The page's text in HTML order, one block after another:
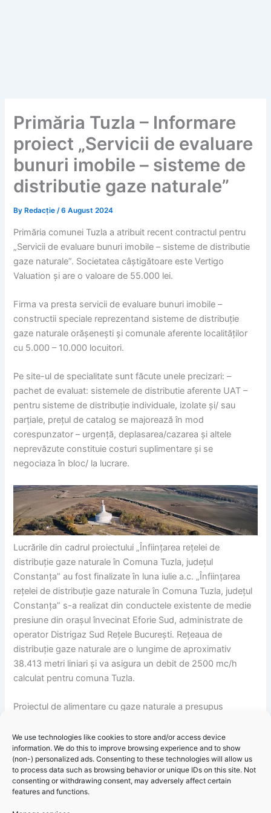
We use technologies like cookies to store and/or access device
information. We do this to improve browsing experience and to show
(non-) personalized ads. Consenting to these technologies will allow us
to process data such as browsing behavior or unique IDs on this site. Not
consenting or withdrawing consent, may adversely affect certain
features and functions.
Primăria Tuzla – Informare
proiect „Servicii de evaluare
bunuri imobile – sisteme de
distributie gaze naturale”
By Redacție/6 August 2024
Primăria comunei Tuzla a atribuit recent contractul pentru
„Servicii de evaluare bunuri imobile – sisteme de distributie
gaze naturale”. Societatea câștigătoare este Vertigo
Valuation și are o valoare de 55.000 lei.
Firma va presta servicii de evaluare bunuri imobile –
constructii speciale reprezentand sisteme de distribuție
gaze naturale orășenești și comunale aferente localităților
cu 5.000 – 10.000 locuitori.
Pe site-ul de specialitate sunt făcute unele precizari: –
pachet de evaluat: sistemele de distributie aferente UAT –
pentru sisteme de distribuție individuale, izolate și/ sau
parțiale, prețul de catalog se majorează în mod
corespunzator – urgență, deplasarea/cazarea și altele
neprevăzute constituie costuri suplimentare și se
negociaza în bloc/ la lucrare.
Lucrările din cadrul proiectului „Înființarea rețelei de
distribuție gaze naturale în Comuna Tuzla, județul
Constanța” au fost finalizate în luna iulie a.c. „Înființarea
rețelei de distribuție gaze naturale în Comuna Tuzla, județul
Constanța” s-a realizat din conductele existente de medie
presiune din orașul învecinat Eforie Sud, administrate de
operator Distrigaz Sud Rețele București. Rețeaua de
distribuție gaze naturale are o lungime de aproximativ
38.413 metri liniari și va asigura un debit de 2500 mc/h
calculat pentru comuna Tuzla.
Proiectul de alimentare cu gaze naturale a presupus
teritoriului comunei, ceea ce permite posibilitatea racordării
unui număr de 1495 de gospodării individuale, 90 de agenți
economici și 17 obiective socio-culturale. Valoarea totală a
lucrărilor s-a ridicat la suma de 18.711.580,66 lei fără TVA.